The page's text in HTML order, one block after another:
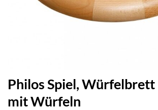
Philos Spiel, Würfelbrett
mit Würfeln